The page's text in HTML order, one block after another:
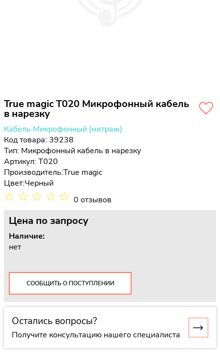
True magic T020 Микрофонный кабель
в нарезку
Кабель Микрофонный (метраж)
Код товара: 39238
Тип: Микрофонный кабель в нарезку
Артикул: T020
Производитель:True magic
Цвет:Черный
☆ ☆ ☆ ☆ ☆ 0 отзывов
Цена по запросу
Наличие:
нет
СООБЩИТЬ О ПОСТУПЛЕНИИ
Остались вопросы?
Получите консультацию нашего специалиста